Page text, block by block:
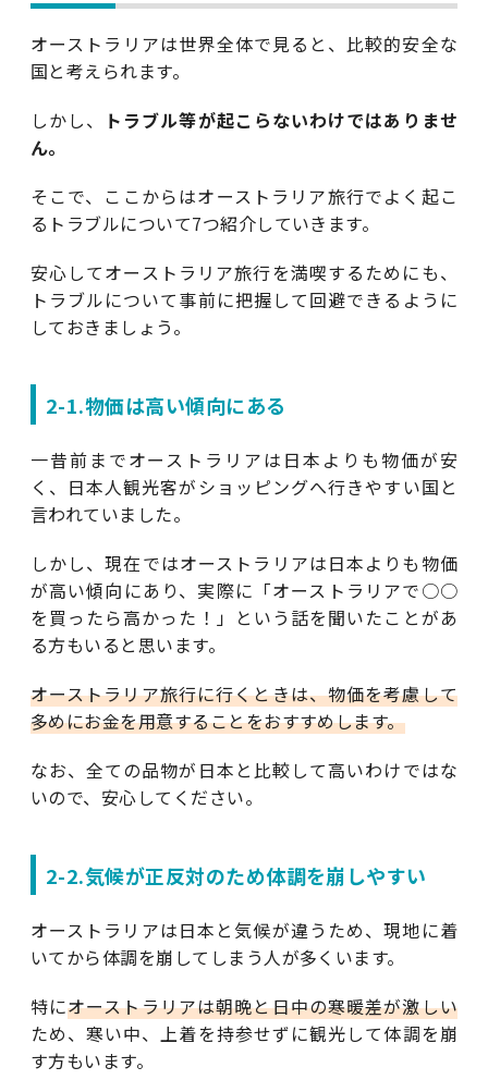
オーストラリアは世界全体で見ると、比較的安全な
国と考えられます。
しかし、
トラブル等が起こらないわけではありませ
ん。
そこで、ここからはオーストラリア旅行でよく起こ
るトラブルについて7つ紹介していきます。
安心してオーストラリア旅行を満喫するためにも、
トラブルについて事前に把握して回避できるように
しておきましょう。
2-1.物価は高い傾向にある
一昔前までオーストラリアは日本よりも物価が安
く、日本人観光客がショッピングへ行きやすい国と
言われていました。
しかし、現在ではオーストラリアは日本よりも物価
が高い傾向にあり、実際に「オーストラリアで○○
を買ったら高かった！」という話を聞いたことがあ
る方もいると思います。
オーストラリア旅行に行くときは、物価を考慮して
多めにお金を用意することをおすすめします。
なお、全ての品物が日本と比較して高いわけではな
いので、安心してください。
2-2.気候が正反対のため体調を崩しやすい
オーストラリアは日本と気候が違うため、現地に着
いてから体調を崩してしまう人が多くいます。
特にオーストラリアは朝晩と日中の寒暖差が激しい
ため、寒い中、上着を持参せずに観光して体調を崩
す方もいます。